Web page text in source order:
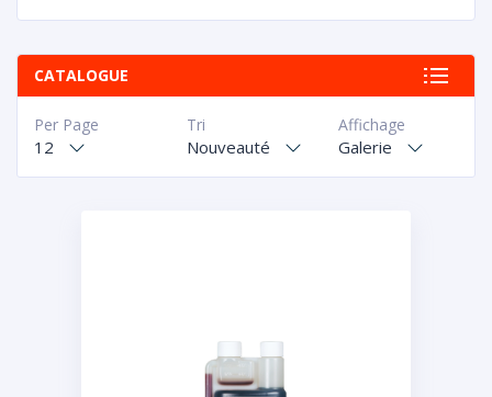
CATALOGUE
Affichage
Galerie
Tri
Nouveauté
Per Page
12